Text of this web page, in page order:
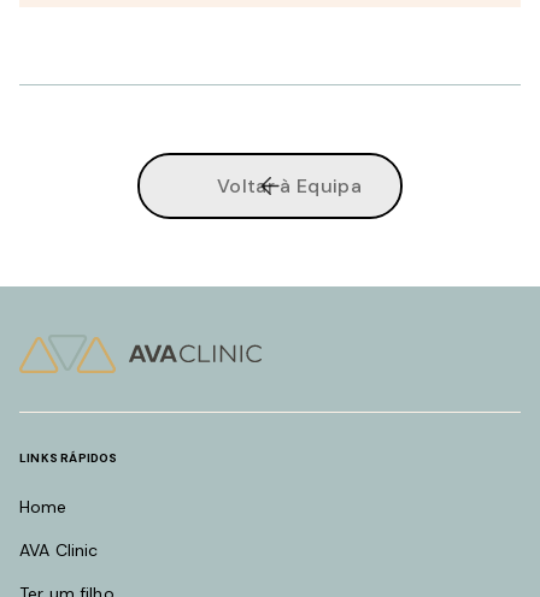
Voltar à Equipa
LINKS RÁPIDOS
Home
AVA Clinic